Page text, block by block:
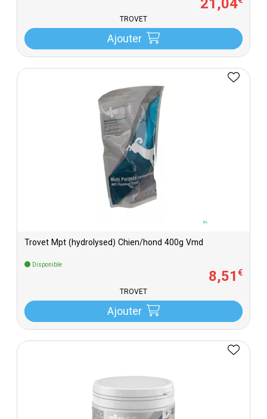
21,04
TROVET
Ajouter
Trovet Mpt (hydrolysed) Chien/hond 400g Vmd
Disponible
8,51€
TROVET
Ajouter